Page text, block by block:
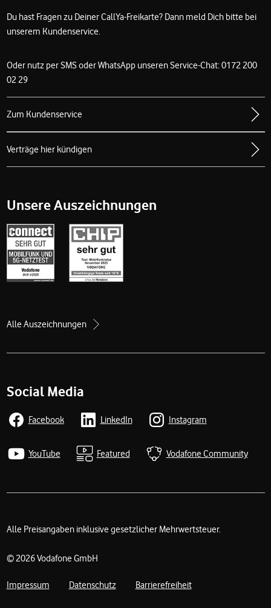
Du hast Fragen zu Deiner CallYa-Freikarte? Dann meld Dich bitte bei
unserem Kundenservice.
Oder nutz per SMS oder WhatsApp unseren Service-Chat: 0172 200
02 29
Zum Kundenservice
Verträge hier kündigen
Unsere Auszeichnungen
Alle Auszeichnungen
Social Media
Facebook LinkedIn Instagram
YouTube Featured Vodafone Community
Alle Preisangaben inklusive gesetzlicher Mehrwertsteuer.
Rechtliche Links
© 2026 Vodafone GmbH
Impressum Datenschutz Barrierefreiheit